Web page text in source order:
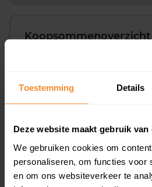
Toestemming Details
Deze website maakt gebruik van
We gebruiken cookies om
personaliseren, om functies voor
en om ons websiteverkeer te
Koopsommenoverzicht
Een overzicht van alle verkochte
en koopdatum) binnen een
Bekijk product